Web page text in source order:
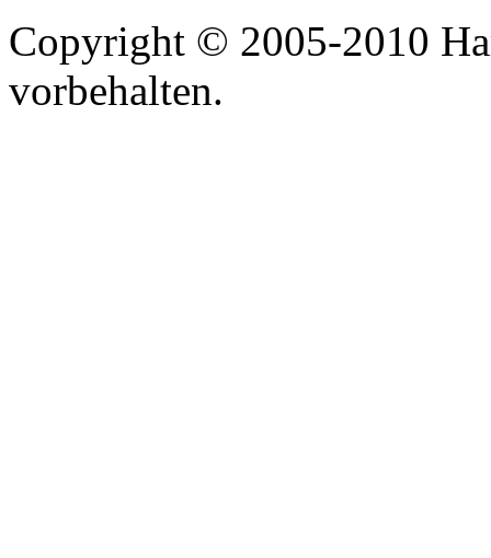
Copyright © 2005-2010
vorbehalten.